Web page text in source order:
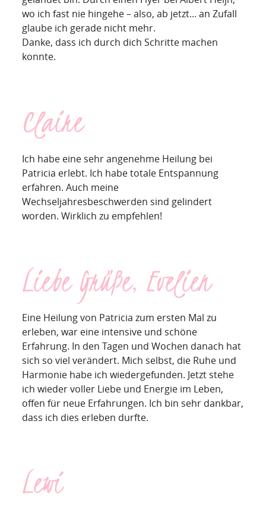
wo ich fast nie hingehe – also, ab jetzt... an Zufall
glaube ich gerade nicht mehr.
Danke, dass ich durch dich Schritte machen
konnte.
Claire
Ich habe eine sehr angenehme Heilung bei
Patricia erlebt. Ich habe totale Entspannung
erfahren. Auch meine
Wechseljahresbeschwerden sind gelindert
worden. Wirklich zu empfehlen!
Liebe Grüße, Evelien
Eine Heilung von Patricia zum ersten Mal zu
erleben, war eine intensive und schöne
Erfahrung. In den Tagen und Wochen danach hat
sich so viel verändert. Mich selbst, die Ruhe und
Harmonie habe ich wiedergefunden. Jetzt stehe
ich wieder voller Liebe und Energie im Leben,
offen für neue Erfahrungen. Ich bin sehr dankbar,
dass ich dies erleben durfte.
Lewi